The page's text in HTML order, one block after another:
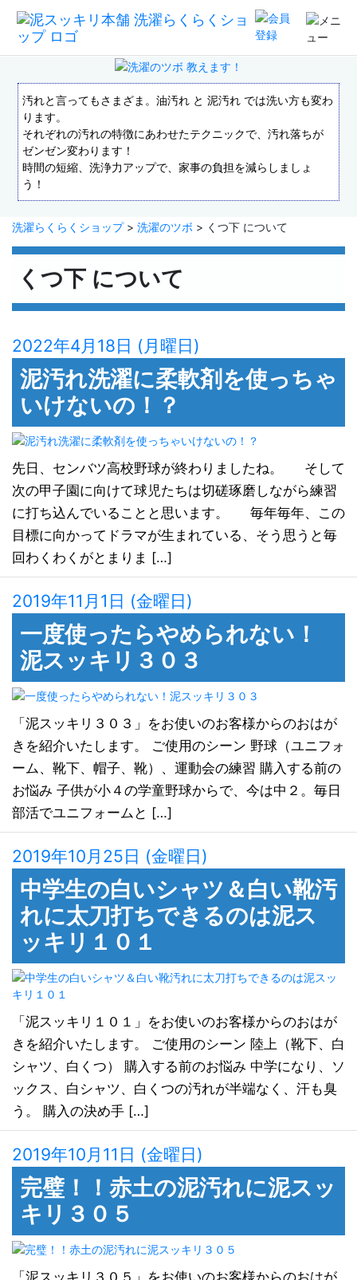
汚れと言ってもさまざま。油汚れ と 泥汚れ では洗い方も変わ
ります。
それぞれの汚れの特徴にあわせたテクニックで、汚れ落ちが
ゼンゼン変わります！
時間の短縮、洗浄力アップで、家事の負担を減らしましょ
う！
洗濯らくらくショップ> 洗濯のツボ > くつ下 について
くつ下 について
2022年4月18日 (月曜日)
泥汚れ洗濯に柔軟剤を使っちゃ
いけないの！？
先日、センバツ高校野球が終わりましたね。 そして
次の甲子園に向けて球児たちは切磋琢磨しながら練習
に打ち込んでいることと思います。 毎年毎年、この
目標に向かってドラマが生まれている、そう思うと毎
回わくわくがとまりま […]
2019年11月1日 (金曜日)
一度使ったらやめられない！
泥スッキリ３０３
「泥スッキリ３０３」をお使いのお客様からのおはが
きを紹介いたします。 ご使用のシーン 野球（ユニフォ
ーム、靴下、帽子、靴）、運動会の練習 購入する前の
お悩み 子供が小４の学童野球からで、今は中２。毎日
部活でユニフォームと […]
2019年10月25日 (金曜日)
中学生の白いシャツ＆白い靴汚
れに太刀打ちできるのは泥ス
ッキリ１０１
「泥スッキリ１０１」をお使いのお客様からのおはが
きを紹介いたします。 ご使用のシーン 陸上（靴下、白
シャツ、白くつ） 購入する前のお悩み 中学になり、ソ
ックス、白シャツ、白くつの汚れが半端なく、汗も臭
う。 購入の決め手 […]
2019年10月11日 (金曜日)
完璧！！赤土の泥汚れに泥スッ
キリ３０５
「泥スッキリ３０５」をお使いのお客様からのおはが